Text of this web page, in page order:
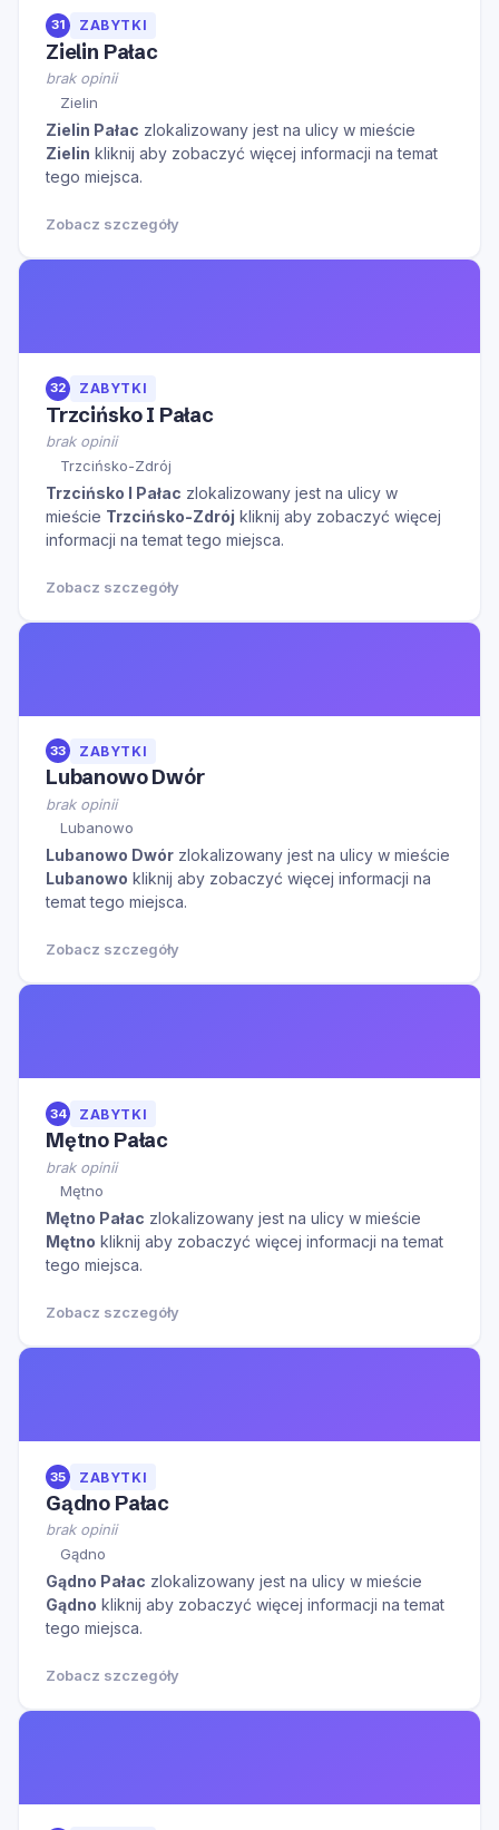
31 ZABYTKI
Zielin Pałac
brak opinii
Zielin
Zielin Pałac zlokalizowany jest na ulicy w mieście
Zielin kliknij aby zobaczyć więcej informacji na temat
tego miejsca.
Zobacz szczegóły
32 ZABYTKI
Trzcińsko I Pałac
brak opinii
Trzcińsko-Zdrój
Trzcińsko I Pałac zlokalizowany jest na ulicy w
mieście Trzcińsko-Zdrój kliknij aby zobaczyć więcej
informacji na temat tego miejsca.
Zobacz szczegóły
33 ZABYTKI
Lubanowo Dwór
brak opinii
Lubanowo
Lubanowo Dwór zlokalizowany jest na ulicy w mieście
Lubanowo kliknij aby zobaczyć więcej informacji na
temat tego miejsca.
Zobacz szczegóły
34 ZABYTKI
Mętno Pałac
brak opinii
Mętno
Mętno Pałac zlokalizowany jest na ulicy w mieście
Mętno kliknij aby zobaczyć więcej informacji na temat
tego miejsca.
Zobacz szczegóły
35 ZABYTKI
Gądno Pałac
brak opinii
Gądno
Gądno Pałac zlokalizowany jest na ulicy w mieście
Gądno kliknij aby zobaczyć więcej informacji na temat
tego miejsca.
Zobacz szczegóły